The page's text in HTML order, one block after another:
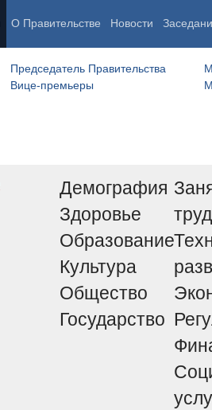
О Правительстве Новости
Председатель Правительства
Вице-премьеры
Демография
Здоровье
Образование
Культура
Общество
Государство
труд